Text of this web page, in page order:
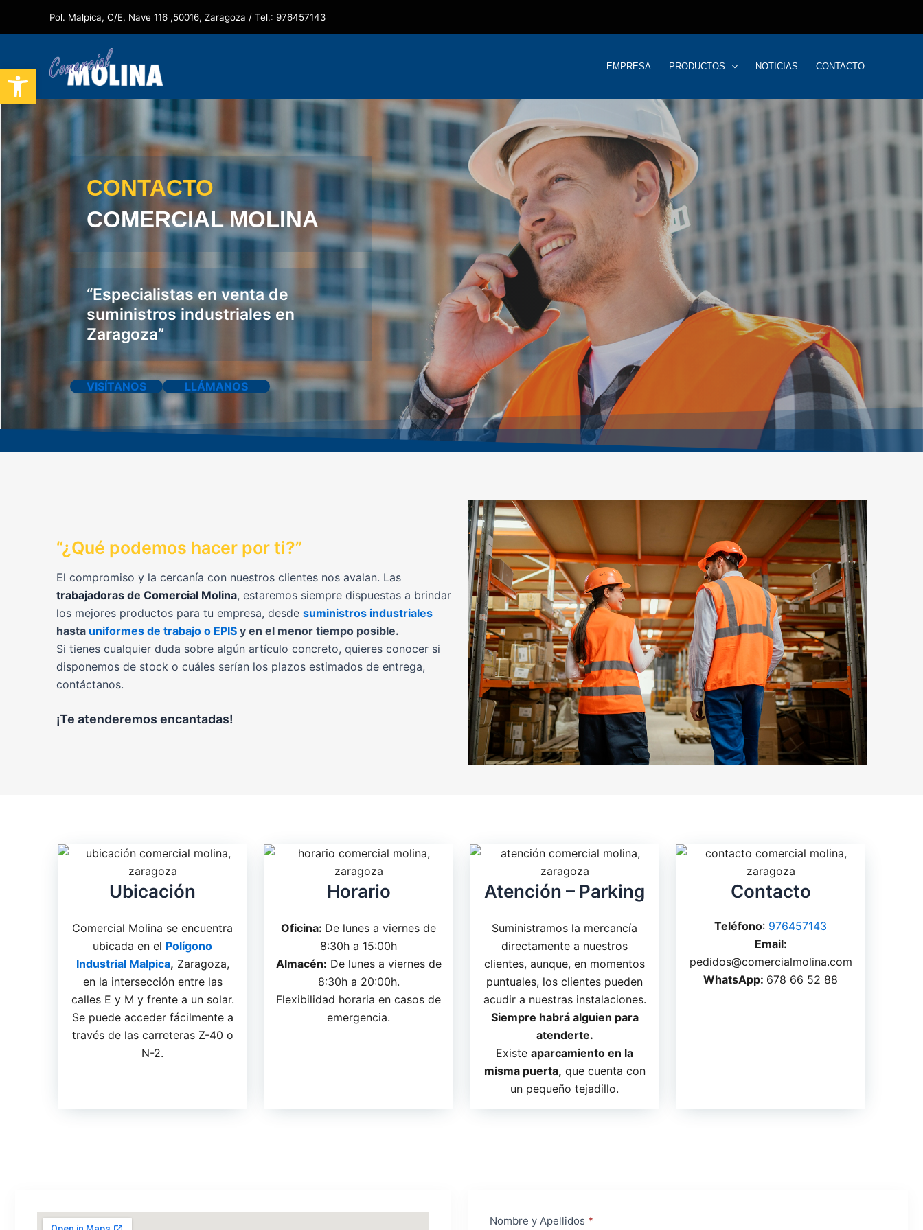
Abrir barra de herramientas
Pol. Malpica, C/E, Nave 116 ,50016, Zaragoza / Tel.: 976457143
EMPRESA PRODUCTOS NOTICIAS CONTACTO
CONTACTO
COMERCIAL MOLINA
“Especialistas en venta de
suministros industriales en
Zaragoza”
VISÍTANOS LLÁMANOS
“¿Qué podemos hacer por ti?”
El compromiso y la cercanía con nuestros clientes nos avalan. Las
trabajadoras de Comercial Molina, estaremos siempre dispuestas a brindar
los mejores productos para tu empresa, desde suministros industriales
hasta uniformes de trabajo o EPIS y en el menor tiempo posible.
Si tienes cualquier duda sobre algún artículo concreto, quieres conocer si
disponemos de stock o cuáles serían los plazos estimados de entrega,
contáctanos.
¡Te atenderemos encantadas!
Ubicación
Comercial Molina se encuentra
ubicada en el Polígono
Industrial Malpica, Zaragoza,
en la intersección entre las
calles E y M y frente a un solar.
Se puede acceder fácilmente a
través de las carreteras Z-40 o
N-2.
Horario
Oficina: De lunes a viernes de
8:30h a 15:00h
Almacén: De lunes a viernes de
8:30h a 20:00h.
Flexibilidad horaria en casos de
emergencia.
Atención – Parking
Suministramos la mercancía
directamente a nuestros
clientes, aunque, en momentos
puntuales, los clientes pueden
acudir a nuestras instalaciones.
Siempre habrá alguien para
atenderte.
Existe aparcamiento en la
misma puerta, que cuenta con
un pequeño tejadillo.
Contacto
Teléfono: 976457143
Email:
pedidos@comercialmolina.com
WhatsApp: 678 66 52 88
Contact
Nombre y Apellidos *
S